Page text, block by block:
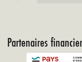
Partenaires